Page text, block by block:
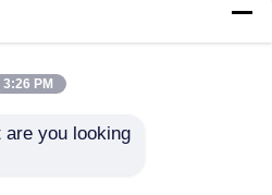
3:26 PM
are you looking